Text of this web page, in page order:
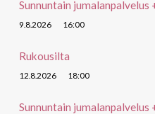
Sunnuntain jumalanpalvelus
9.8.2026 16:00
Rukousilta
12.8.2026 18:00
Sunnuntain jumalanpalvelus